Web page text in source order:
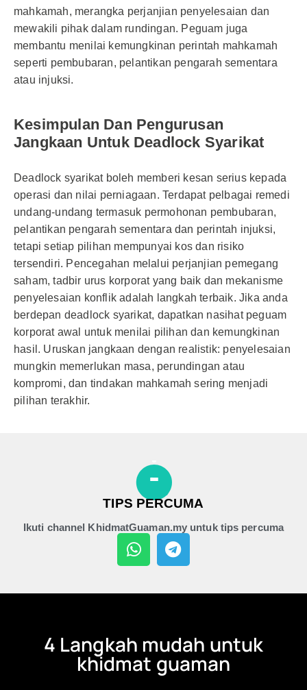
mahkamah, merangka perjanjian penyelesaian dan
mewakili pihak dalam rundingan. Peguam juga
membantu menilai kemungkinan perintah mahkamah
seperti pembubaran, pelantikan pengarah sementara
atau injuksi.
Kesimpulan Dan Pengurusan
Jangkaan Untuk Deadlock Syarikat
Deadlock syarikat boleh memberi kesan serius kepada
operasi dan nilai perniagaan. Terdapat pelbagai remedi
undang-undang termasuk permohonan pembubaran,
pelantikan pengarah sementara dan perintah injuksi,
tetapi setiap pilihan mempunyai kos dan risiko
tersendiri. Pencegahan melalui perjanjian pemegang
saham, tadbir urus korporat yang baik dan mekanisme
penyelesaian konflik adalah langkah terbaik. Jika anda
berdepan deadlock syarikat, dapatkan nasihat peguam
korporat awal untuk menilai pilihan dan kemungkinan
hasil. Uruskan jangkaan dengan realistik: penyelesaian
mungkin memerlukan masa, perundingan atau
kompromi, dan tindakan mahkamah sering menjadi
pilihan terakhir.
TIPS PERCUMA
Ikuti channel KhidmatGuaman.my untuk tips percuma
4 Langkah mudah untuk
khidmat guaman